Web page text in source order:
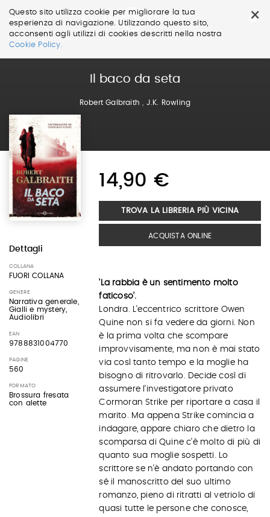
×
Questo sito utilizza cookie per migliorare la tua
esperienza di navigazione. Utilizzando questo sito,
acconsenti agli utilizzi di cookies descritti nella nostra
Cookie Policy.
Salta
Il baco da seta
Robert Galbraith J.K. Rowling
Dettagli
COLLANA
FUORI COLLANA
GENERE
Narrativa generale,
Gialli e mystery,
Audiolibri
EAN
9788831004770
PAGINE
560
FORMATO
Brossura fresata
con alette
14,90 €
TROVA LA LIBRERIA PIÙ VICINA
ACQUISTA ONLINE
'La rabbia è un sentimento molto
faticoso'.
Londra. L’eccentrico scrittore Owen
Quine non si fa vedere da giorni. Non
è la prima volta che scompare
improvvisamente, ma non è mai stato
via così tanto tempo e la moglie ha
bisogno di ritrovarlo. Decide così di
assumere l’investigatore privato
Cormoran Strike per riportare a casa il
marito. Ma appena Strike comincia a
indagare, appare chiaro che dietro la
scomparsa di Quine c’è molto di più di
quanto sua moglie sospetti. Lo
scrittore se n’è andato portando con
sé il manoscritto del suo ultimo
romanzo, pieno di ritratti al vetriolo di
quasi tutte le persone che conosce,